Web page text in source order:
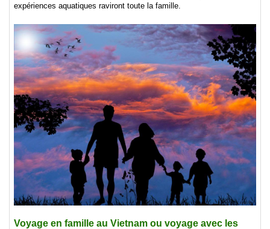
expériences aquatiques raviront toute la famille.
Voyage en famille au Vietnam ou voyage avec les